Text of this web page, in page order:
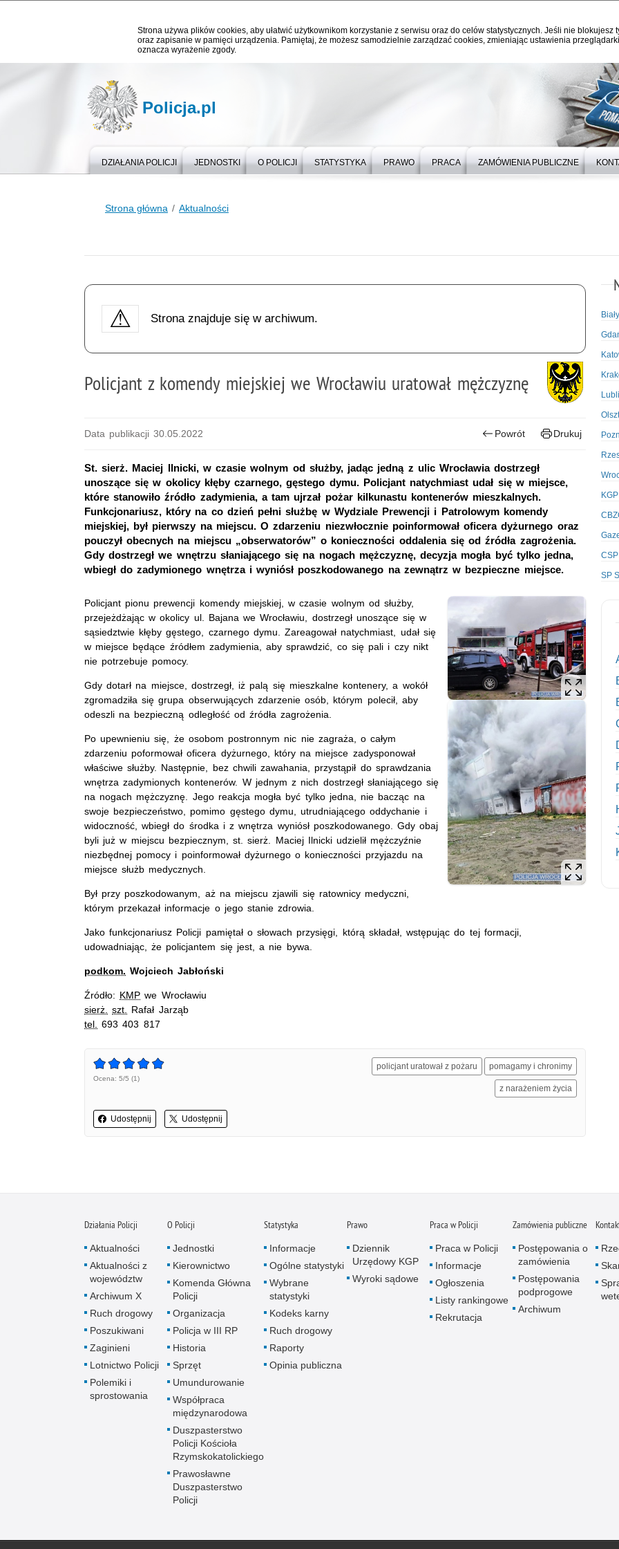
Strona używa plików cookies, aby ułatwić użytkownikom korzystanie z serwisu oraz do celów statystycznych. Jeśli nie blokujesz
oraz zapisanie w pamięci urządzenia. Pamiętaj, że możesz samodzielnie zarządzać cookies, zmieniając ustawienia
oznacza wyrażenie zgody.
Policja.pl
DZIAŁANIA POLICJI JEDNOSTKI O POLICJI STATYSTYKA PRAWO PRACA ZAMÓWIENIA PUBLICZNE
Strona główna Aktualności
Strona znajduje się w archiwum.
Policjant z komendy miejskiej we Wrocławiu uratował mężczyznę
Data publikacji 30.05.2022 Powrót Drukuj
St. sierż. Maciej Ilnicki, w czasie wolnym od służby, jadąc jedną z ulic Wrocławia dostrzegł
unoszące się w okolicy kłęby czarnego, gęstego dymu. Policjant natychmiast udał się w miejsce,
które stanowiło źródło zadymienia, a tam ujrzał pożar kilkunastu kontenerów mieszkalnych.
Funkcjonariusz, który na co dzień pełni służbę w Wydziale Prewencji i Patrolowym komendy
miejskiej, był pierwszy na miejscu. O zdarzeniu niezwłocznie poinformował oficera dyżurnego oraz
pouczył obecnych na miejscu „obserwatorów” o konieczności oddalenia się od źródła zagrożenia.
Gdy dostrzegł we wnętrzu słaniającego się na nogach mężczyznę, decyzja mogła być tylko jedna,
wbiegł do zadymionego wnętrza i wyniósł poszkodowanego na zewnątrz w bezpieczne miejsce.
Policjant pionu prewencji komendy miejskiej, w czasie wolnym od służby,
przejeżdżając w okolicy ul. Bajana we Wrocławiu, dostrzegł unoszące się w
sąsiedztwie kłęby gęstego, czarnego dymu. Zareagował natychmiast, udał się
w miejsce będące źródłem zadymienia, aby sprawdzić, co się pali i czy nikt
nie potrzebuje pomocy.
Gdy dotarł na miejsce, dostrzegł, iż palą się mieszkalne kontenery, a wokół
zgromadziła się grupa obserwujących zdarzenie osób, którym polecił, aby
odeszli na bezpieczną odległość od źródła zagrożenia.
Po upewnieniu się, że osobom postronnym nic nie zagraża, o całym
zdarzeniu poformował oficera dyżurnego, który na miejsce zadysponował
właściwe służby. Następnie, bez chwili zawahania, przystąpił do sprawdzania
wnętrza zadymionych kontenerów. W jednym z nich dostrzegł słaniającego się
na nogach mężczyznę. Jego reakcja mogła być tylko jedna, nie bacząc na
swoje bezpieczeństwo, pomimo gęstego dymu, utrudniającego oddychanie i
widoczność, wbiegł do środka i z wnętrza wyniósł poszkodowanego. Gdy obaj
byli już w miejscu bezpiecznym, st. sierż. Maciej Ilnicki udzielił mężczyźnie
niezbędnej pomocy i poinformował dyżurnego o konieczności przyjazdu na
miejsce służb medycznych.
Był przy poszkodowanym, aż na miejscu zjawili się ratownicy medyczni,
którym przekazał informacje o jego stanie zdrowia.
Jako funkcjonariusz Policji pamiętał o słowach przysięgi, którą składał, wstępując do tej formacji,
udowadniając, że policjantem się jest, a nie bywa.
podkom. Wojciech Jabłoński
Źródło: KMP we Wrocławiu
sierż.
szt.
Rafał Jarząb
tel.
693 403 817
Ocena: 5/5 (1)
Udostępnij Udostępnij
policjant uratował z pożaru pomagamy i chronimy
z narażeniem życia
KGP
SP
Działania Policji
Aktualności
Aktualności z
województw
Archiwum X
Ruch drogowy
Poszukiwani
Zaginieni
Lotnictwo Policji
Polemiki i
sprostowania
O Policji
Jednostki
Kierownictwo
Komenda Główna
Policji
Organizacja
Policja w III RP
Historia
Sprzęt
Umundurowanie
Współpraca
międzynarodowa
Duszpasterstwo
Policji Kościoła
Rzymskokatolickiego
Prawosławne
Duszpasterstwo
Policji
Statystyka
Informacje
Ogólne statystyki
Wybrane
statystyki
Kodeks karny
Ruch drogowy
Raporty
Opinia publiczna
Prawo
Dziennik
Urzędowy KGP
Wyroki sądowe
Praca w Policji
Praca w Policji
Informacje
Ogłoszenia
Listy rankingowe
Rekrutacja
Zamówienia publiczne
Postępowania o
zamówienia
Postępowania
podprogowe
Archiwum